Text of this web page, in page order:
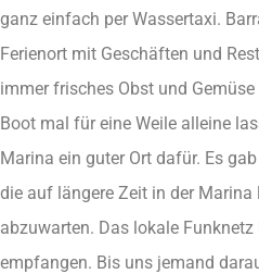
ganz einfach per Wassertaxi.
Ferienort mit Geschäften und
immer frisches Obst und
Boot mal für eine Weile alleine
Marina ein guter Ort dafür. Es
die auf längere Zeit in der
abzuwarten. Das lokale
empfangen. Bis uns jemand